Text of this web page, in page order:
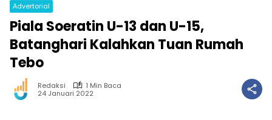
Advertorial
Piala Soeratin U-13 dan U-15,
Batanghari Kalahkan Tuan Rumah
Tebo
Redaksi
1 Min Baca
24 Januari 2022